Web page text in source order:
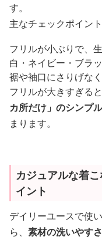
す。
主なチェックポイン
フリルが小ぶりで、
白・ネイビー・ブラ
裾や袖口にさりげな
フリルが大きすぎる
カ所だけ」のシンプ
まります。
カジュアルな着
イント
デイリーユースで使
ら、 素材の洗いやす